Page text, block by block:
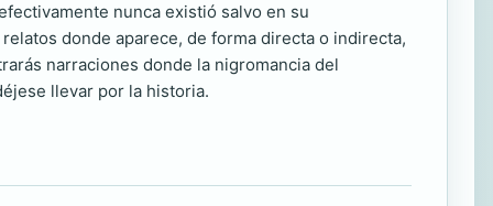
nunca existió salvo en su
donde aparece, de forma directa o indirecta,
narraciones donde la nigromancia del
llevar por la historia.